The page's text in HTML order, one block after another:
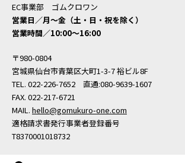
EC事業部 ゴムクロワン
営業日／月〜金（土・日・祝を除く）
営業時間／10:00〜16:00
〒980-0804
宮城県仙台市青葉区大町1-3-7 裕ビル8F
TEL. 022-226-7652 直通:080-9639-1607
FAX. 022-217-6721
MAIL. hello@gomukuro-one.com
適格請求書発行事業者登録番号
T8370001018732